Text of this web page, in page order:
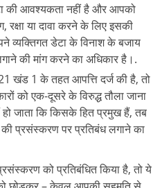
की आवश्यकता नहीं है और आपको
रक्षा या दावा करने के लिए इसकी
डेटा के विनाश के बजाय
की मांग करने का अधिकार है।.
खंड 1 के तहत आपत्ति दर्ज की है, तो
को एक-दूसरे के विरुद्ध तौला जाना
हो जाता कि किसके हित प्रमुख हैं, तब
प्रसंस्करण पर प्रतिबंध लगाने का
को प्रतिबंधित किया है, तो ये